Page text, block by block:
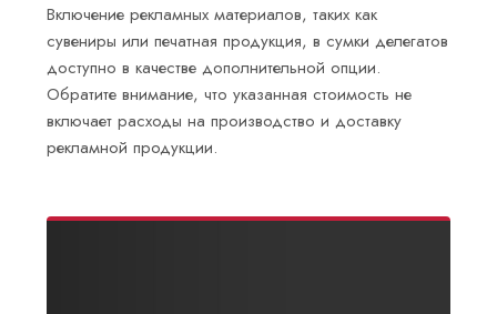
Включение рекламных материалов, таких как
сувениры или печатная продукция, в сумки делегатов
доступно в качестве дополнительной опции.
Обратите внимание, что указанная стоимость не
включает расходы на производство и доставку
рекламной продукции.